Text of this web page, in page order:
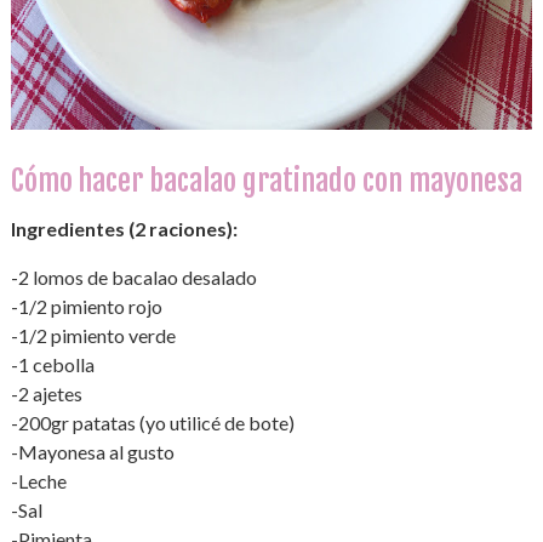
Cómo hacer bacalao gratinado con mayonesa
Ingredientes (2 raciones):
-2 lomos de bacalao desalado
-1/2 pimiento rojo
-1/2 pimiento verde
-1 cebolla
-2 ajetes
-200gr patatas (yo utilicé de bote)
-Mayonesa al gusto
-Leche
-Sal